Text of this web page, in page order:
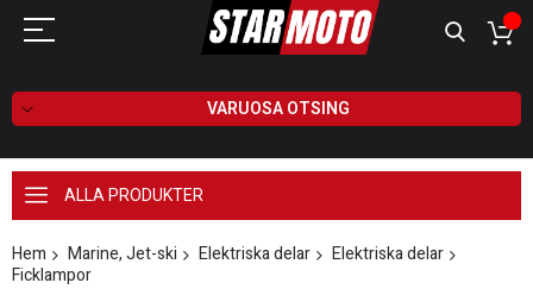
VARUOSA OTSING
ALLA PRODUKTER
Hem Marine, Jet-ski Elektriska delar
Elektriska delar
Ficklampor